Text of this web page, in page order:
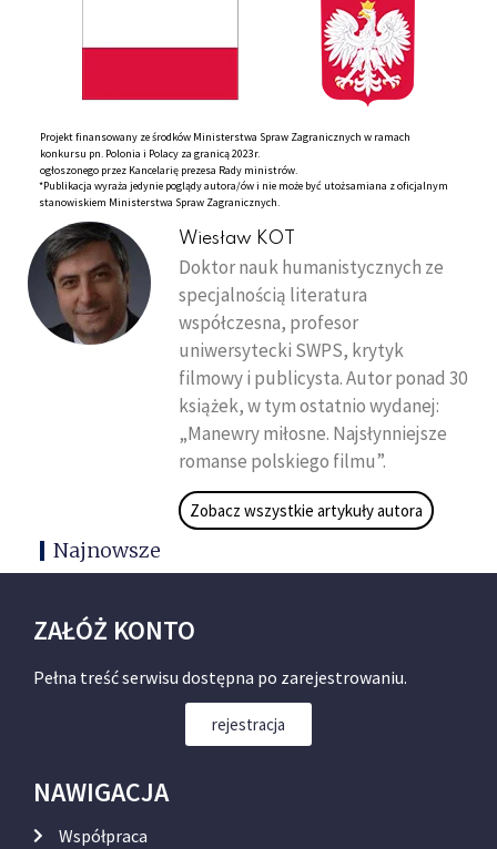
Projekt finansowany ze środków Ministerstwa Spraw Zagranicznych w ramach
konkursu pn. Polonia i Polacy za granicą 2023r.
ogłoszonego przez Kancelarię prezesa Rady ministrów.
*Publikacja wyraża jedynie poglądy autora/ów i nie może być utożsamiana z oficjalnym
stanowiskiem Ministerstwa Spraw Zagranicznych.
Wiesław KOT
Doktor nauk humanistycznych ze
specjalnością literatura
współczesna, profesor
uniwersytecki SWPS, krytyk
filmowy i publicysta. Autor ponad 30
książek, w tym ostatnio wydanej:
„Manewry miłosne. Najsłynniejsze
romanse polskiego filmu”.
Zobacz wszystkie artykuły autora
Najnowsze
ZAŁÓŻ KONTO
Pełna treść serwisu dostępna po zarejestrowaniu.
rejestracja
NAWIGACJA
Współpraca